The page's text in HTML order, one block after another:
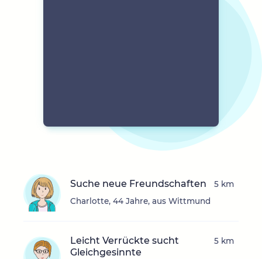
Suche neue Freundschaften
Charlotte, 44 Jahre, aus Wittmund
5 km
Leicht Verrückte sucht
Gleichgesinnte
5 km